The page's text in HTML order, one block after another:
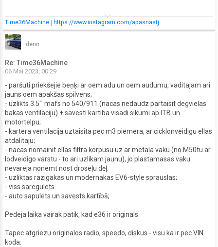
keyboard_arrow_down
Time36Machine | https://www.instagram.com/apasnastj
denn
Re: Time36Machine
06 Mai 2023, 00:29
- paršuti priekšejie beņķi ar oem adu un oem audumu, vaditajam ari
jauns oem apakšas spilvens;
- uzlikts 3.5'" mafs no 540/911 (nacas nedaudz partaisit degvielas
bakas ventilaciju) + savesti kartiba visadi sikumi ap ITB un
motortelpu;
- kartera ventilacija uztaisita pec m3 piemera, ar cicklonveidigu ellas
atdalitaju;
- nacas nomainit ellas filtra korpusu uz ar metala vaku (no M50tu ar
lodveidigo varstu - to ari uzlikam jaunu), jo plastamasas vaku
nevareja nonemt nost droseļu dēļ.
- uzliktas razigakas un modernakas EV6-style sprauslas;
- viss saregulets.
- auto sapulets un savests kartībā;
Pedeja laika vairak patik, kad e36 ir originals.
Tapec atgriezu originalos radio, speedo, diskus - visu ka ir pec VIN
koda.